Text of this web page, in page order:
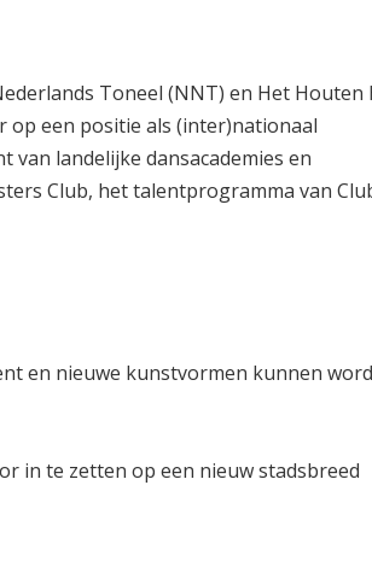
Toneel (NNT) en Het Houten
een positie als (inter)nationaal
landelijke dansacademies en
Club, het talentprogramma van
en nieuwe kunstvormen kunnen
in te zetten op een nieuw stadsbreed